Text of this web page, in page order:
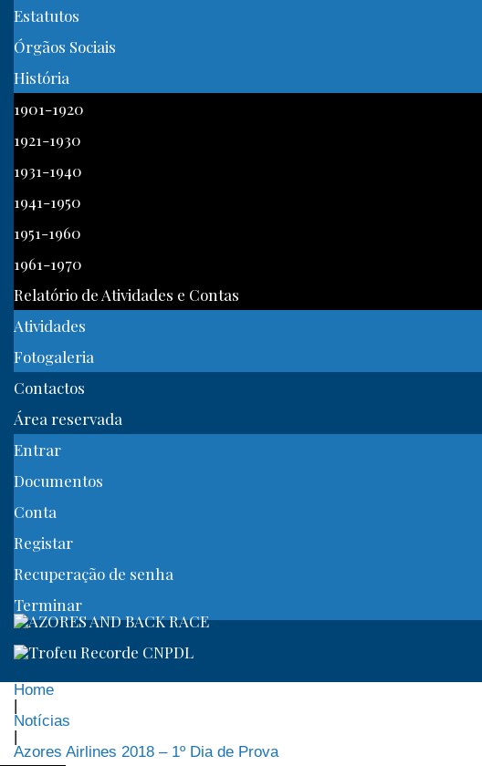
Estatutos
Órgãos Sociais
História
1901-1920
1921-1930
1931-1940
1941-1950
1951-1960
1961-1970
Relatório de Atividades e Contas
Atividades
Fotogaleria
Contactos
Área reservada
Entrar
Documentos
Conta
Registar
Recuperação de senha
Terminar
Home
|
Notícias
|
Azores Airlines 2018 – 1º Dia de Prova